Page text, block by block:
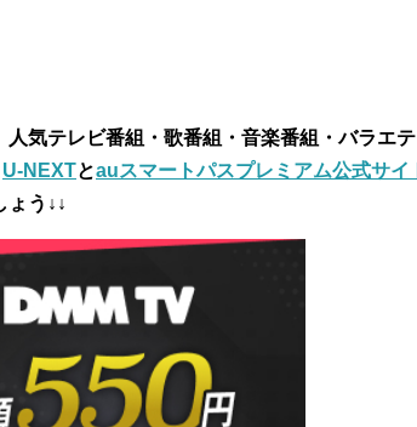
人気テレビ番組・歌番組・音楽番組・バラエ
U-NEXTとauスマートパスプレミアム公式サ
ょう↓↓